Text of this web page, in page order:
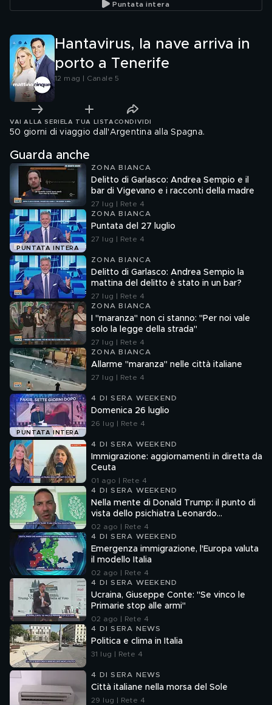
Puntata intera
Hantavirus, la nave arriva in
porto a Tenerife
12 mag | Canale 5
VAI ALLA SERIE LA TUA LISTA CONDIVIDI
50 giorni di viaggio dall'Argentina alla Spagna.
Guarda anche
ZONA BIANCA
Delitto di Garlasco: Andrea Sempio e il
bar di Vigevano e i racconti della madre
27 lug | Rete 4
PUNTATA INTERA
ZONA BIANCA
Puntata del 27 luglio
27 lug | Rete 4
ZONA BIANCA
Delitto di Garlasco: Andrea Sempio la
mattina del delitto è stato in un bar?
27 lug | Rete 4
ZONA BIANCA
I "maranza" non ci stanno: "Per noi vale
solo la legge della strada"
27 lug | Rete 4
ZONA BIANCA
Allarme "maranza" nelle città italiane
27 lug | Rete 4
PUNTATA INTERA
4 DI SERA WEEKEND
Domenica 26 luglio
26 lug | Rete 4
4 DI SERA WEEKEND
Immigrazione: aggiornamenti in diretta da
Ceuta
01 ago | Rete 4
4 DI SERA WEEKEND
Nella mente di Donald Trump: il punto di
vista dello psichiatra Leonardo
Mendolicchio
02 ago | Rete 4
4 DI SERA WEEKEND
Emergenza immigrazione, l'Europa valuta
il modello Italia
02 ago | Rete 4
4 DI SERA WEEKEND
Ucraina, Giuseppe Conte: "Se vinco le
Primarie stop alle armi"
02 ago | Rete 4
4 DI SERA NEWS
Politica e clima in Italia
31 lug | Rete 4
4 DI SERA NEWS
Città italiane nella morsa del Sole
29 lug | Rete 4